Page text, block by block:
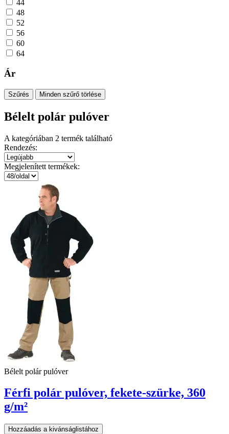
44
48
52
56
60
64
Ár
Szűrés Minden szűrő törlése
Bélelt polár pulóver
A kategóriában 2 termék található
Rendezés:
Megjelenített termékek:
Bélelt polár pulóver
Férfi polár pulóver, fekete-szürke, 360
g/m²
Hozzáadás a kivánságlistához